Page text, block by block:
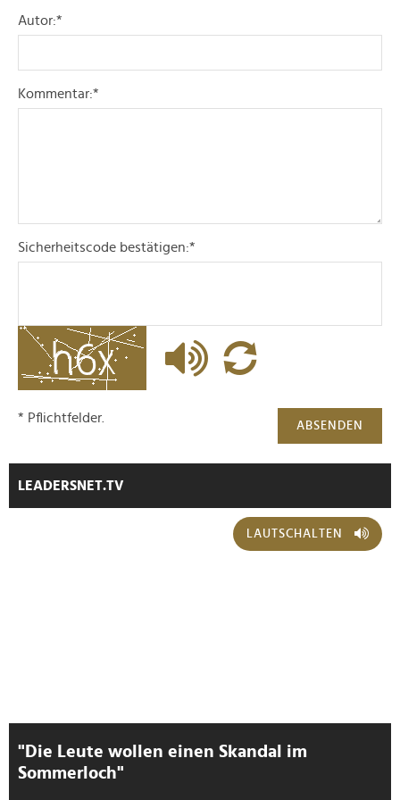
Autor:*
Kommentar:*
Sicherheitscode bestätigen:*
ABSENDEN
* Pflichtfelder.
LEADERSNET.TV
LAUTSCHALTEN
"Die Leute wollen einen Skandal im
Sommerloch"